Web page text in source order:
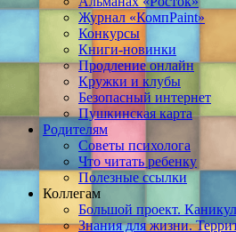
Журнал «КомпPaint»
Конкурсы
Книги-новинки
Продление онлайн
Кружки и клубы
Безопасный интернет
Пушкинская карта
Родителям
Советы психолога
Что читать ребенку
Полезные ссылки
Коллегам
Большой проект.
Знания для жизни.